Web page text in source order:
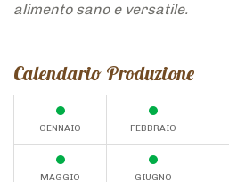
alimento sano e versatile.
Calendario Produzione
GENNAIO FEBBRAIO
MAGGIO GIUGNO